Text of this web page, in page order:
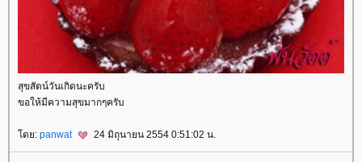
สุขสัตน์วันเกิดนะครับ
ขอให้มีความสุขมากๆครับ
ดย: panwat 24 มิถุนายน 2554 0:51:02 น.